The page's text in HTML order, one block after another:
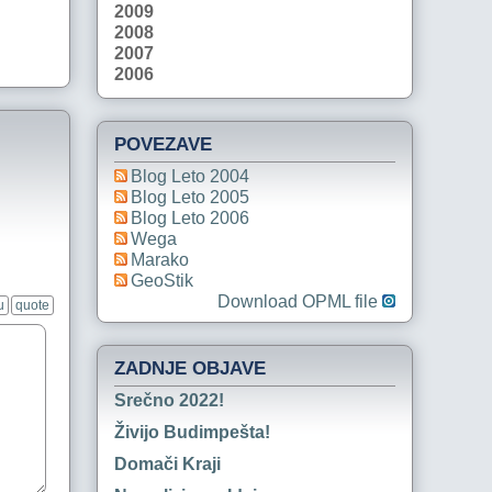
quote
2009
2008
2007
2006
POVEZAVE
Blog Leto 2004
Blog Leto 2005
Blog Leto 2006
Wega
Marako
GeoStik
Download OPML file
ZADNJE OBJAVE
Srečno 2022!
Živijo Budimpešta!
Domači Kraji